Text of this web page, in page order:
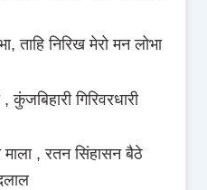
ताहि निरिख मेरो मन लोभा
गिरिवरधारी
, रतन सिंहासन बैठे